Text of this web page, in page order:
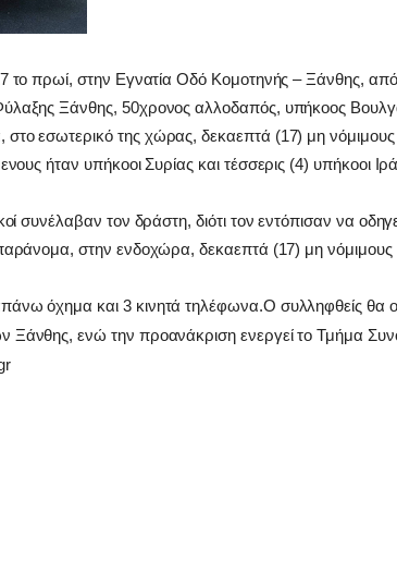
το πρωί, στην Εγνατία Οδό Κομοτηνής – Ξάνθης,
Ξάνθης, 50χρονος αλλοδαπός, υπήκοος
εσωτερικό της χώρας, δεκαεπτά (17) μη νόμιμους
ήταν υπήκοοι Συρίας και τέσσερις (4) υπήκοοι
συνέλαβαν τον δράστη, διότι τον εντόπισαν να
στην ενδοχώρα, δεκαεπτά (17) μη νόμιμους
όχημα και 3 κινητά τηλέφωνα.Ο συλληφθείς θα
Ξάνθης, ενώ την προανάκριση ενεργεί το Τμήμα